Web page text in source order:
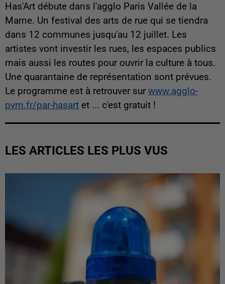
Has'Art débute dans l'agglo Paris Vallée de la
Marne. Un festival des arts de rue qui se tiendra
dans 12 communes jusqu'au 12 juillet. Les
artistes vont investir les rues, les espaces publics
mais aussi les routes pour ouvrir la culture à tous.
Une quarantaine de représentation sont prévues.
Le programme est à retrouver sur www.agglo-
pvm.fr/par-hasart et ... c'est gratuit !
LES ARTICLES LES PLUS VUS